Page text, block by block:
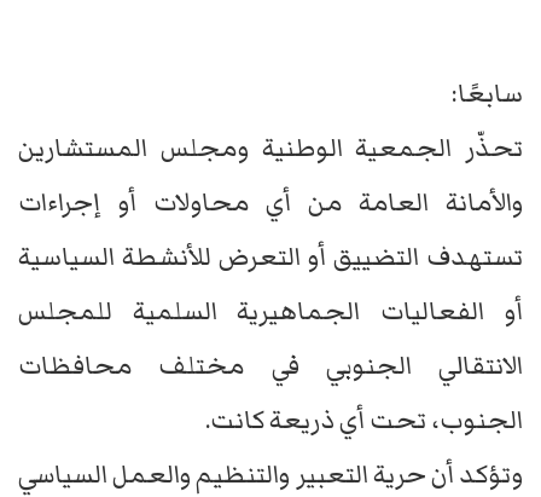
سابعًا:
تحذّر الجمعية الوطنية ومجلس المستشارين
والأمانة العامة من أي محاولات أو إجراءات
تستهدف التضييق أو التعرض للأنشطة السياسية
أو الفعاليات الجماهيرية السلمية للمجلس
الانتقالي الجنوبي في مختلف محافظات
الجنوب، تحت أي ذريعة كانت.
وتؤكد أن حرية التعبير والتنظيم والعمل السياسي